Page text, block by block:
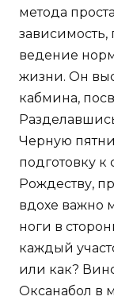
метода
зависимость,
ведение
жизни. Он
кабмина,
Черную
подготовку
Рождеству,
вдохе важно
ноги в
каждый
или как?
Оксанабол в